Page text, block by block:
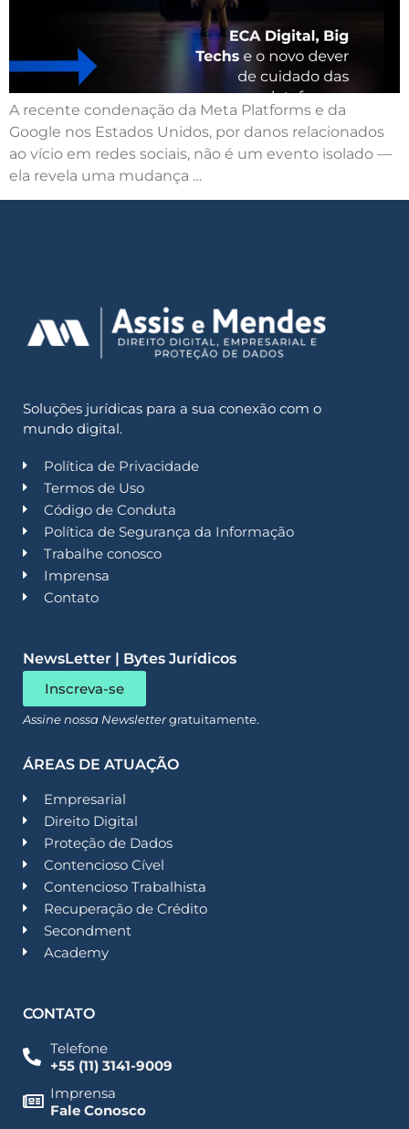
A recente condenação da Meta Platforms e da
Google nos Estados Unidos, por danos relacionados
ao vício em redes sociais, não é um evento isolado —
ela revela uma mudança …
Soluções jurídicas para a sua conexão com o
mundo digital.
Política de Privacidade
Termos de Uso
Código de Conduta
Política de Segurança da Informação
Trabalhe conosco
Imprensa
Contato
NewsLetter | Bytes Jurídicos
Inscreva-se
Assine nossa Newslettergratuitamente.
ÁREAS DE ATUAÇÃO
Empresarial
Direito Digital
Proteção de Dados
Contencioso Cível
Contencioso Trabalhista
Recuperação de Crédito
Secondment
Academy
CONTATO
Telefone
+55 (11) 3141-9009
Imprensa
Fale Conosco